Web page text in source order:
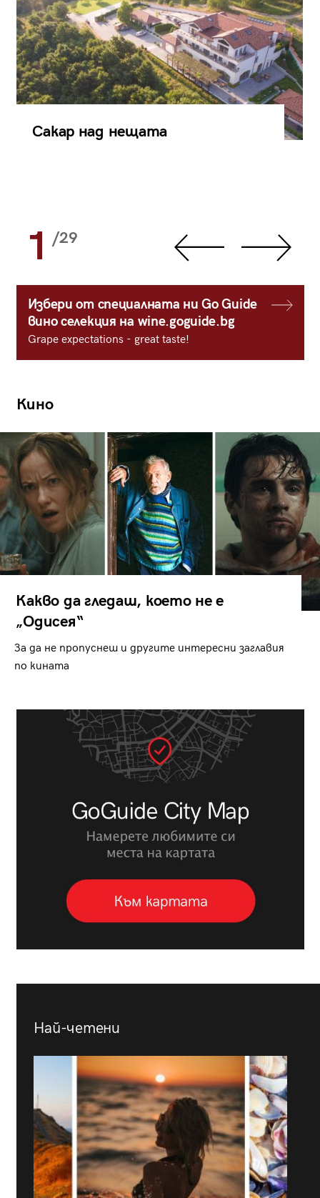
Сакар над нещата
1 /29
Избери от специалната ни Go Guide
вино селекция на wine.goguide.bg
Grape expectations - great taste!
Кино
Какво да гледаш, което не е
„Одисея“
За да не пропуснеш и другите интересни заглавия
по кината
Най-четени